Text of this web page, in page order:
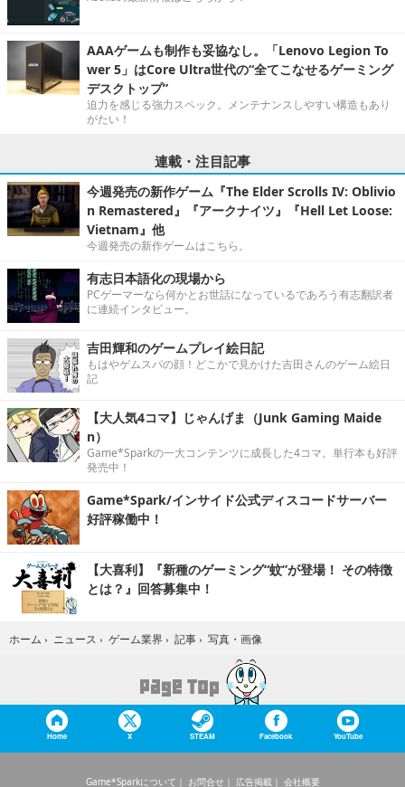
AAAゲームも制作も妥協なし。「Lenovo Legion To
wer 5」はCore Ultra世代の“全てこなせるゲーミング
デスクトップ”
迫力を感じる強力スペック。メンテナンスしやすい構造もあり
がたい！
連載・注目記事
今週発売の新作ゲーム『The Elder Scrolls IV: Oblivio
n Remastered』『アークナイツ』『Hell Let Loose:
Vietnam』他
今週発売の新作ゲームはこちら。
有志日本語化の現場から
PCゲーマーなら何かとお世話になっているであろう有志翻訳者
に連続インタビュー。
吉田輝和のゲームプレイ絵日記
もはやゲムスパの顔！どこかで見かけた吉田さんのゲーム絵日
記
【大人気4コマ】じゃんげま（Junk Gaming Maide
n）
Game*Sparkの一大コンテンツに成長した4コマ。単行本も好評
発売中！
Game*Spark/インサイド公式ディスコードサーバー
好評稼働中！
【大喜利】『新種のゲーミング“蚊”が登場！ その特徴
とは？』回答募集中！
ホーム › ニュース › ゲーム業界 › 記事 › 写真・画像
Home X STEAM Facebook YouTube
Game*Sparkについて お問合せ 広告掲載 会社概要